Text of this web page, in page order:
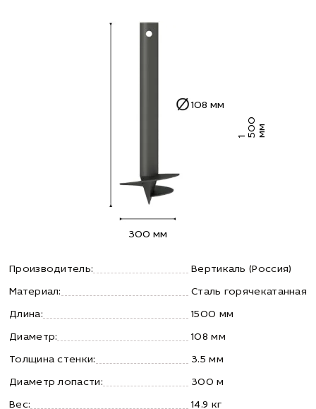
1
5 0
0
м м
300 мм
108 мм
Производитель: Вертикаль (Россия)
Материал: Сталь горячекатанная
Длина: 1500 мм
Диаметр: 108 мм
Толщина стенки: 3.5 мм
Диаметр лопасти: 300 м
Вес: 14.9 кг